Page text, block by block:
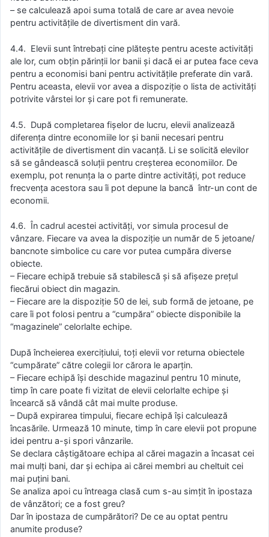
– se calculează apoi suma totală de care ar avea nevoie
pentru activitățile de divertisment din vară.
4.4. Elevii sunt întrebați cine plătește pentru aceste activități
ale lor, cum obțin părinții lor banii și dacă ei ar putea face ceva
pentru a economisi bani pentru activitățile preferate din vară.
Pentru aceasta, elevii vor avea a dispoziție o lista de activități
potrivite vârstei lor și care pot fi remunerate.
4.5. După completarea fișelor de lucru, elevii analizează
diferența dintre economiile lor și banii necesari pentru
activitățile de divertisment din vacanță. Li se solicită elevilor
să se gândească soluții pentru creșterea economiilor. De
exemplu, pot renunța la o parte dintre activități, pot reduce
frecvența acestora sau îi pot depune la bancă într-un cont de
economii.
4.6. În cadrul acestei activități, vor simula procesul de
vânzare. Fiecare va avea la dispoziție un număr de 5 jetoane/
bancnote simbolice cu care vor putea cumpăra diverse
obiecte.
– Fiecare echipă trebuie să stabilescă și să afișeze prețul
fiecărui obiect din magazin.
– Fiecare are la dispoziție 50 de lei, sub formă de jetoane, pe
care îi pot folosi pentru a “cumpăra” obiecte disponibile la
“magazinele” celorlalte echipe.
După încheierea exercițiului, toți elevii vor returna obiectele
“cumpărate” către colegii lor cărora le aparțin.
– Fiecare echipă își deschide magazinul pentru 10 minute,
timp în care poate fi vizitat de elevii celorlalte echipe și
încearcă să vândă cât mai multe produse.
– După expirarea timpului, fiecare echipă își calculează
încasările. Urmează 10 minute, timp în care elevii pot propune
idei pentru a-și spori vânzarile.
Se declara câștigătoare echipa al cărei magazin a încasat cei
mai mulți bani, dar și echipa ai cărei membri au cheltuit cei
mai puțini bani.
Se analiza apoi cu întreaga clasă cum s-au simțit în ipostaza
de vânzători; ce a fost greu?
Dar în ipostaza de cumpărători? De ce au optat pentru
anumite produse?